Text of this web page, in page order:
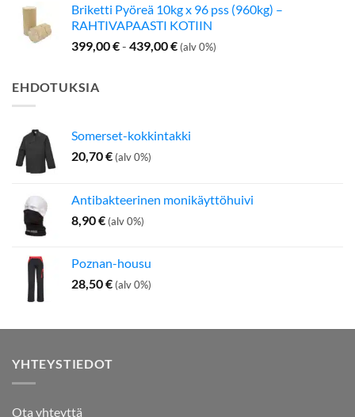
Briketti Pyöreä 10kg x 96 pss (960kg) –
RAHTIVAPAASTI KOTIIN
399,00€- 439,00€ (alv 0%)
EHDOTUKSIA
Somerset-kokkintakki
20,70€ (alv 0%)
Antibakteerinen monikäyttöhuivi
8,90€ (alv 0%)
Poznan-housu
28,50€ (alv 0%)
YHTEYSTIEDOT
Ota yhteyttä